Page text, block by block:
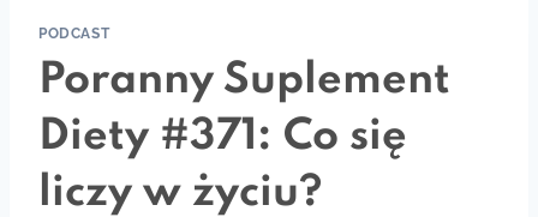
PODCAST
Poranny Suplement
Diety #371: Co się
liczy w życiu?